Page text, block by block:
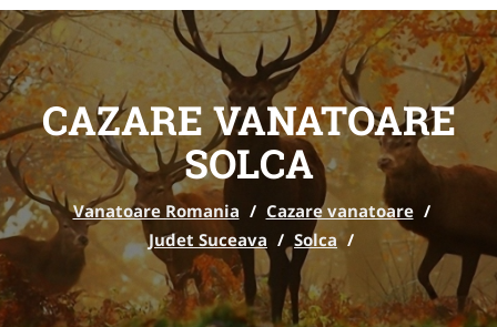
CAZARE VANATOARE
SOLCA
Vanatoare Romania / Cazare vanatoare /
Judet Suceava / Solca /